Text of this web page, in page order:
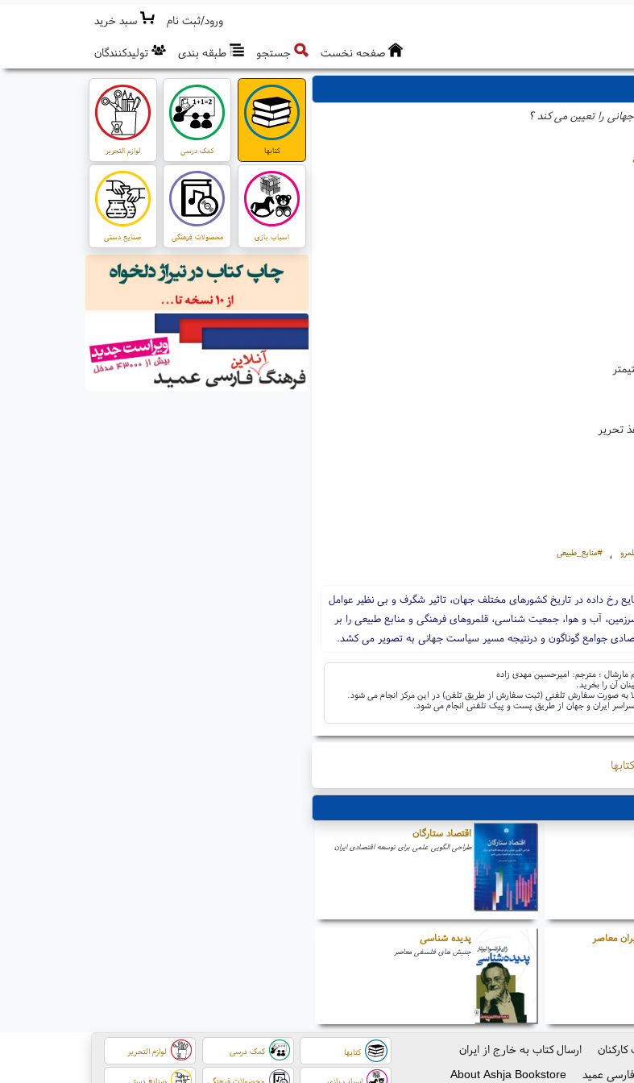
ورود/ثبت نام
سبد خرید
صفحه نخست
جستجو طبقه بندی تولیدکنندگان
را تعیین می کند ؟
تحریر
، #منابع_طبیعی
رخ داده در تاریخ کشورهای مختلف جهان، تاثیر شگرف و بی نظیر عوامل
آب و هوا، جمعیت شناسی، قلمروهای فرهنگی و منابع طبیعی را بر
جوامع گوناگون و درنتیجه مسیر سیاست جهانی به تصویر می کشد.
مارشال ؛ مترجم: امیرحسین مهدی زاده
آن را بخرید.
به صورت سفارش تلفنی (ثبت سفارش از طریق تلفن) در این مرکز انجام می شود.
سراسر ایران و جهان از طریق پست و پیک تلفنی انجام می شود.
اقتصاد ستارگان
طراحی الگویی علمی برای توسعه اقتصادی ایران
معاصر پدیده شناسی
جنبش های فلسفی معاصر
کتابها کمک درسی لوازم التحریر
اسباب بازی محصولات فرهنگی صنایع دستی
کارکنان
ارسال کتاب به خارج از ایران
عمید About Ashja Bookstore
کتابها کمک درسی لوازم التحریر